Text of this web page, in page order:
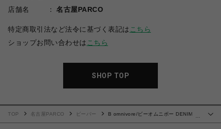
店舗名
名古屋PARCO
特定商取引法など法令に基づく表記は こちら
ショップお問い合わせは こちら
SHOP TOP
…
TOP 名古屋PARCO ビーバー
B omnivore/ビーオムニボー DENIM